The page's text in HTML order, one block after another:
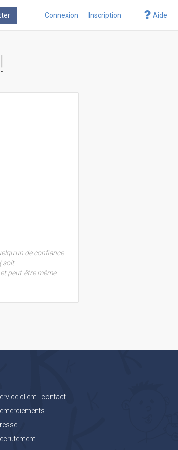
Connexion Inscription Aide
de confiance
soit
peut-être même
client - contact